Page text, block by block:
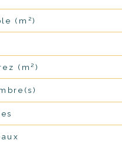
(m²)
(m²)